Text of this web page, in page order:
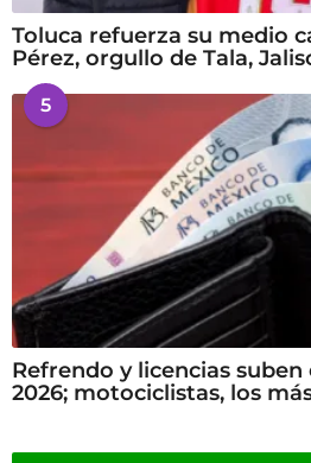
Toluca refuerza su medio
Pérez, orgullo de Tala,
5
Refrendo y licencias suben
2026; motociclistas, los